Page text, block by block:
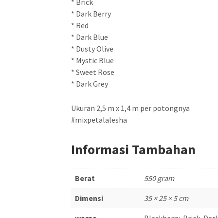
* Brick
* Dark Berry
* Red
* Dark Blue
* Dusty Olive
* Mystic Blue
* Sweet Rose
* Dark Grey
Ukuran 2,5 m x 1,4 m per potongnya
#mixpetalalesha
Informasi Tambahan
Berat 550 gram
Dimensi 35 × 25 × 5 cm